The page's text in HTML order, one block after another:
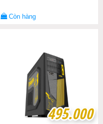
Còn hàng
495.000
495.000